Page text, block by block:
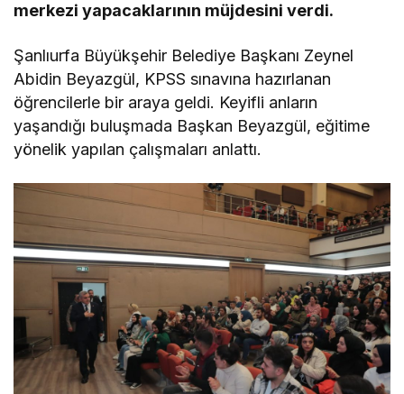
merkezi yapacaklarının müjdesini verdi.
Şanlıurfa Büyükşehir Belediye Başkanı Zeynel
Abidin Beyazgül, KPSS sınavına hazırlanan
öğrencilerle bir araya geldi. Keyifli anların
yaşandığı buluşmada Başkan Beyazgül, eğitime
yönelik yapılan çalışmaları anlattı.